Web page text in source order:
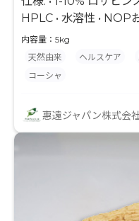
HPLC • 水溶性 •
品: • 根/幹
内容量：5kg
天然由来
ヘルスケア
コーシャ
惠遠ジャパン株式会